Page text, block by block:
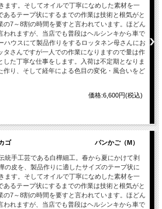
ます。そしてオイルで丁寧になめした素材を一
あるテープ状にするまでの作業は技術と根気がと
の7～8割の時間を要すと言われています。ほどん
われますが、当店でも普段はヘルシンキから車で
ハウスにて製品作りをするロッタネン母さんにお
タさんですが一人での作業になりますので量は作
た丁寧な仕事をします。入荷は不定期となりま
作り、そして経年による色目の変化・風合いをど
価格:6,600円(税込)
のカゴ パンかご（M）
統手工芸である白樺細工。春から夏にかけて剥
の皮を、製品作りに適したサイズのテープ状に
ます。そしてオイルで丁寧になめした素材を一
あるテープ状にするまでの作業は技術と根気がと
の7～8割の時間を要すと言われています。ほどん
われますが、当店でも普段はヘルシンキから車で